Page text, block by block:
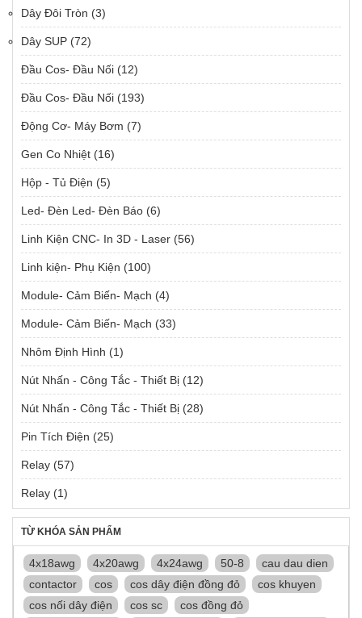
Dây Đôi Tròn (3)
Dây SUP (72)
Đầu Cos- Đầu Nối (12)
Đầu Cos- Đầu Nối (193)
Động Cơ- Máy Bơm (7)
Gen Co Nhiệt (16)
Hộp - Tủ Điện (5)
Led- Đèn Led- Đèn Báo (6)
Linh Kiện CNC- In 3D - Laser (56)
Linh kiện- Phụ Kiện (100)
Module- Cảm Biến- Mạch (4)
Module- Cảm Biến- Mạch (33)
Nhôm Định Hình (1)
Nút Nhấn - Công Tắc - Thiết Bị (12)
Nút Nhấn - Công Tắc - Thiết Bị (28)
Pin Tích Điện (25)
Relay (57)
Relay (1)
TỪ KHÓA SẢN PHẨM
4x18awg 4x20awg 4x24awg 50-8
cau dau dien
contactor
cos cos dây điện đồng đỏ
cos khuyen
cos nối dây điện
cos sc
cos đồng đỏ